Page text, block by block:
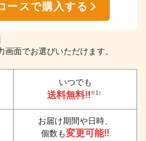
ースで購入する
面でお選びいただけます。
いつでも
送料無料!!（※1）
お届け期間や日時、
個数も変更可能‼